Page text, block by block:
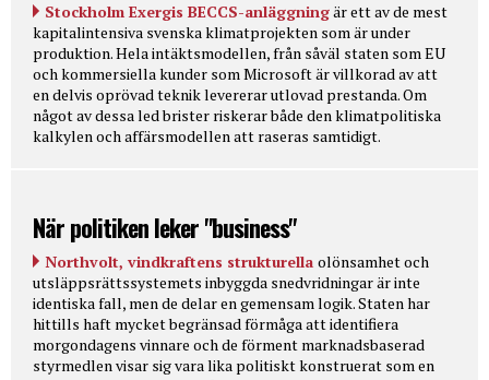
Stockholm Exergis BECCS-anläggningär ett av de mest
kapitalintensiva svenska klimatprojekten som är under
produktion. Hela intäktsmodellen, från såväl staten som EU
och kommersiella kunder som Microsoft är villkorad av att
en delvis oprövad teknik levererar utlovad prestanda. Om
något av dessa led brister riskerar både den klimatpolitiska
kalkylen och affärsmodellen att raseras samtidigt.
När politiken leker "business"
Northvolt, vindkraftens strukturella olönsamhet och
utsläppsrättssystemets inbyggda snedvridningar är inte
identiska fall, men de delar en gemensam logik. Staten har
hittills haft mycket begränsad förmåga att identifiera
morgondagens vinnare och de förment marknadsbaserad
styrmedlen visar sig vara lika politiskt konstruerat som en